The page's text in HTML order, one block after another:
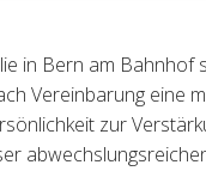
in Bern am Bahnhof
Vereinbarung eine
zur